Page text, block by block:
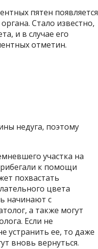
пятен появляется
Стало известно,
и в случае его
отметин.
недуга, поэтому
участка на
к помощи
похвастать
цвета
начинают с
а также могут
Если не
устранить ее, то даже
вновь вернуться.